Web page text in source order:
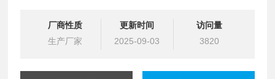
厂商性质
生产厂家
更新时间
2025-09-03
访问量
3820